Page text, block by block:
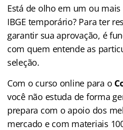
Está de olho em um ou
IBGE temporário? Para ter
garantir sua aprovação, é
com quem entende as
seleção.
Com o curso online para o
você não estuda de forma
prepara com o apoio dos
mercado e com materiais